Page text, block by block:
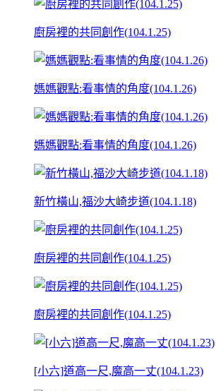
廚房裡的共同創作(104.1.25)
媽媽觀點:看事情的角度(104.1.26)
媽媽觀點:看事情的角度(104.1.26)
新竹橫山,福沙大崎步道(104.1.18)
廚房裡的共同創作(104.1.25)
廚房裡的共同創作(104.1.25)
[小六]道高一尺,魔高一丈(104.1.23)